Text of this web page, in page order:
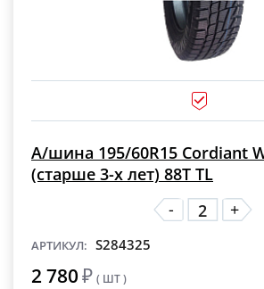
А/шина 195/60R15 Cordiant
(старше 3-х лет) 88T TL
-
+
АРТИКУЛ: S284325
2 780₽ ( ШТ )